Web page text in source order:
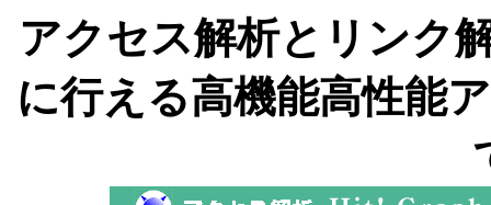
アクセス解析とリンク
に行える高機能高性能